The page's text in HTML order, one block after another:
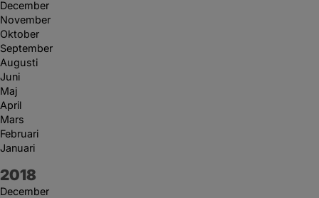
December
November
Oktober
September
Augusti
Juni
Maj
April
Mars
Februari
Januari
År:
2018
December